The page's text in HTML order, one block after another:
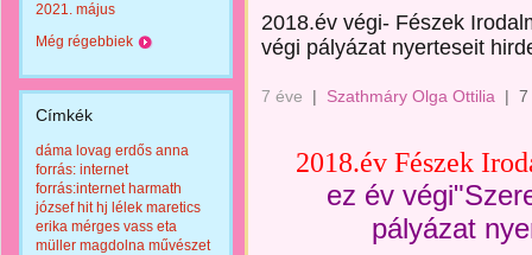
2021. május
Még régebbiek
Címkék
dáma lovag erdős anna
forrás: internet
forrás:internet harmath
józsef hit hj lélek maretics
erika mérges vass eta
müller magdolna művészet
2018.év végi- Fészek
végi pályázat nyerteseit
7 éve | Szathmáry Olga Ottilia | 7
2018.év Fészek
ez év
pályázat